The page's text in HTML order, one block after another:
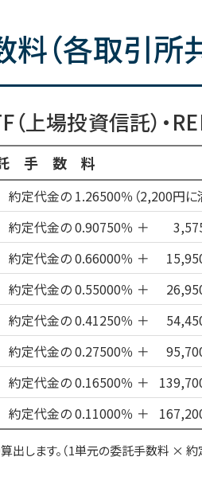
（各取引所
（上場投資信託）・
手数料
約定代金の 1.26500％（2,200円に
約定代金の 0.90750％ ＋
約定代金の 0.66000％ ＋
約定代金の 0.55000％ ＋
約定代金の 0.41250％ ＋
約定代金の 0.27500％ ＋
約定代金の 0.16500％ ＋
約定代金の 0.11000％ ＋
出します。 （1単元の委託手数料 ×